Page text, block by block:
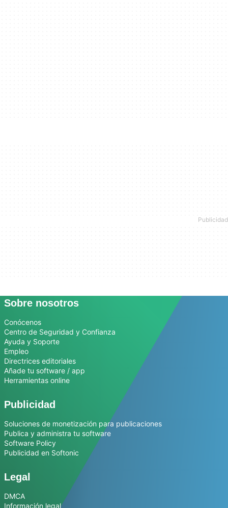
Sobre nosotros
Conócenos
Centro de Seguridad y Confianza
Ayuda y Soporte
Empleo
Directrices editoriales
Añade tu software / app
Herramientas online
Publicidad
Soluciones de monetización para publicaciones
Publica y administra tu software
Software Policy
Publicidad en Softonic
Legal
DMCA
Información legal